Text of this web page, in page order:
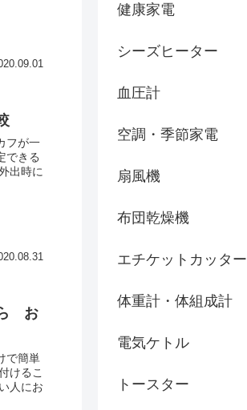
フが一
できる
ら お
で簡単
けるこ
健康家電
シーズヒーター
血圧計
空調・季節家電
扇風機
布団乾燥機
エチケットカッター
体重計・体組成計
電気ケトル
トースター